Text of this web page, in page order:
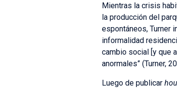
Mientras la crisis
la producción del
espontáneos, Turner
informalidad
cambio social [y que
anormales” (Turner,
Luego de publicar